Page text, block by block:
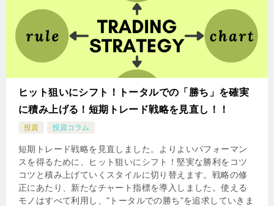
ヒット狙いにシフト！トータルでの「勝ち」を確実
に積み上げる！短期トレード戦略を見直し！！
投資 投資コラム
短期トレード戦略を見直しました。よりよいパフォーマン
スを得るために、ヒット狙いにシフト！堅実な勝利をコツ
コツと積み上げていくスタイルに切り替えます。戦略の修
正にあたり、新たなチャート指標を導入しました。使える
モノはすべて利用し、"トータルでの勝ち"を追求していきま